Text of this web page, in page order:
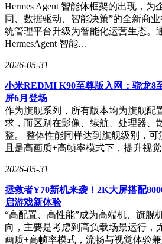
Hermes Agent 智能体框架的出现，为
同、数据驱动、智能决策”的全新商
统管理平台升级为智能化运营生态。
HermesAgent 智能…
2026-05-31
小米REDMI K90至尊版入网：骁龙8
屏6月登场
作为旗舰系列，所有版本均为旗舰配
求，而区别在影像、续航、处理器、
整。 整体性能同样达到旗舰级别，
且是高画质+高帧率模式下，提升视
2026-05-31
拯救者Y70新机来袭！2K大屏搭配
启游戏新体验
“高配置、高性能”成为高端机、旗舰
向，主要是考虑到高负载场景运行，
画质+高帧率模式，流畅与视觉体验